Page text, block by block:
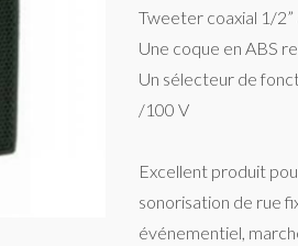
Tweeter coaxial 1/2”
Une coque en ABS
Un sélecteur de
/100 V
Excellent produit
sonorisation de rue
événementiel,